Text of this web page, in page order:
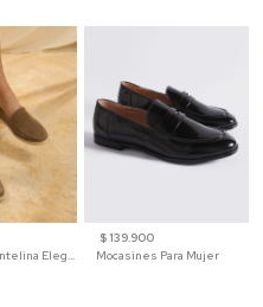
Mocasín de Antelina Elegante con Suela de Contraste Para Hombre
$ 139.900
Mocasines Para Mujer